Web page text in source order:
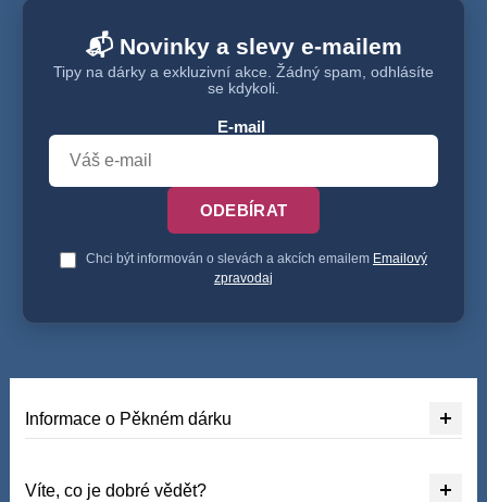
📬 Novinky a slevy e-mailem
Tipy na dárky a exkluzivní akce. Žádný spam, odhlásíte
se kdykoli.
E-mail
ODEBÍRAT
Chci být informován o slevách a akcích emailem Emailový
zpravodaj
Informace o Pěkném dárku
Víte, co je dobré vědět?